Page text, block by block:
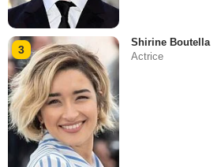
3
Shirine Boutella
Actrice